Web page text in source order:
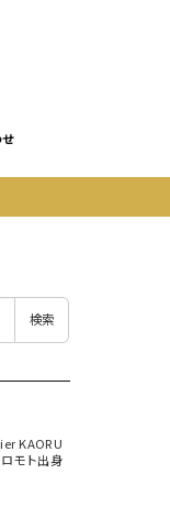
検索
KAORU
モト出身